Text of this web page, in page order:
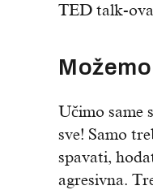
TED talk-
Učimo same
sve! Samo
spavati,
agresivna.